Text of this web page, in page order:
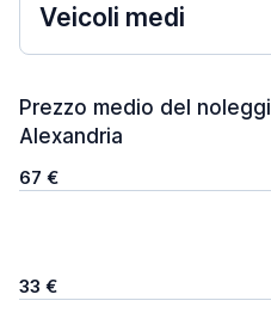
Veicoli medi
Prezzo medio del
Alexandria
67 €
33 €